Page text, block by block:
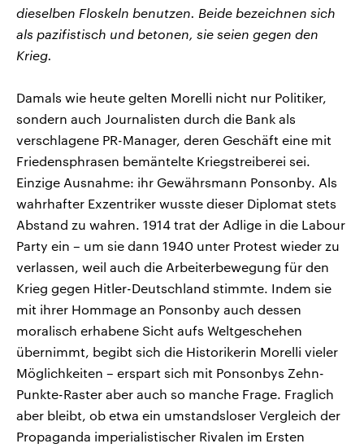
dieselben Floskeln benutzen. Beide bezeichnen sich
als pazifistisch und betonen, sie seien gegen den
Krieg.
Damals wie heute gelten Morelli nicht nur Politiker,
sondern auch Journalisten durch die Bank als
verschlagene PR-Manager, deren Geschäft eine mit
Friedensphrasen bemäntelte Kriegstreiberei sei.
Einzige Ausnahme: ihr Gewährsmann Ponsonby. Als
wahrhafter Exzentriker wusste dieser Diplomat stets
Abstand zu wahren. 1914 trat der Adlige in die Labour
Party ein – um sie dann 1940 unter Protest wieder zu
verlassen, weil auch die Arbeiterbewegung für den
Krieg gegen Hitler-Deutschland stimmte. Indem sie
mit ihrer Hommage an Ponsonby auch dessen
moralisch erhabene Sicht aufs Weltgeschehen
übernimmt, begibt sich die Historikerin Morelli vieler
Möglichkeiten – erspart sich mit Ponsonbys Zehn-
Punkte-Raster aber auch so manche Frage. Fraglich
aber bleibt, ob etwa ein umstandsloser Vergleich der
Propaganda imperialistischer Rivalen im Ersten